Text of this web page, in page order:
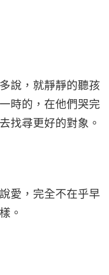
說，就靜靜的聽孩
時的，在他們哭完
找尋更好的對象。
愛，完全不在乎早
。